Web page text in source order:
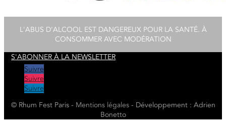
L'ABUS D'ALCOOL EST DANGEREUX POUR LA SANTÉ. À
CONSOMMER AVEC MODÉRATION
S'ABONNER À LA NEWSLETTER
Suivre
Suivre
Suivre
© Rhum Fest Paris - Mentions légales- Développement : Adrien
Bonetto